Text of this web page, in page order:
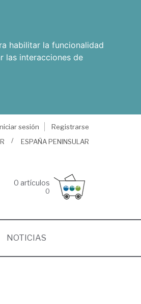
habilitar la funcionalidad
las interacciones de
sesión
Registrarse
ESPAÑA PENINSULAR
0 artículos
0
NOTICIAS